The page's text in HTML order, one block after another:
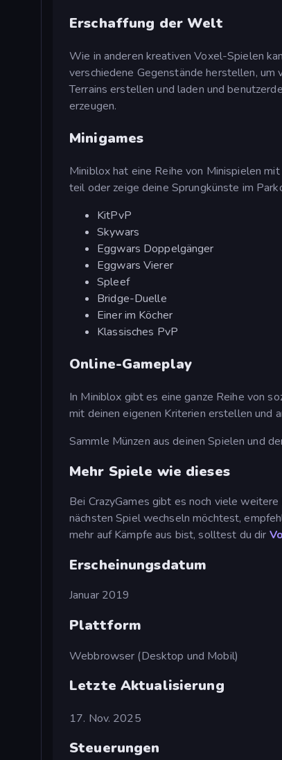
Erschaffung der Welt
Wie in anderen kreativen Voxel-Spielen
verschiedene Gegenstände herstellen, um
Terrains erstellen und laden und
erzeugen.
Minigames
Miniblox hat eine Reihe von Minispielen
teil oder zeige deine Sprungkünste im
KitPvP
Skywars
Eggwars Doppelgänger
Eggwars Vierer
Spleef
Bridge-Duelle
Einer im Köcher
Klassisches PvP
Online-Gameplay
In Miniblox gibt es eine ganze Reihe von
mit deinen eigenen Kriterien erstellen und
Sammle Münzen aus deinen Spielen und
Mehr Spiele wie dieses
Bei CrazyGames gibt es noch viele
nächsten Spiel wechseln möchtest,
mehr auf Kämpfe aus bist, solltest du dir
Erscheinungsdatum
Januar 2019
Plattform
Webbrowser (Desktop und Mobil)
Letzte Aktualisierung
17. Nov. 2025
Steuerungen